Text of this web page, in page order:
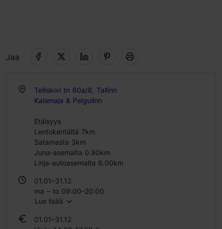
Jaa
Telliskivi tn 60a/8, Tallinn
Kalamaja & Pelgulinn
Etäisyys
Lentokentältä 7km
Satamasta 3km
Juna-asemalta 0.90km
Linja-autoasemalta 6.00km
01.01–31.12
ma – to 09:00–20:00
pe 09:00–00:00
su 10:00–18:00
Lue lisää
01.01–31.12